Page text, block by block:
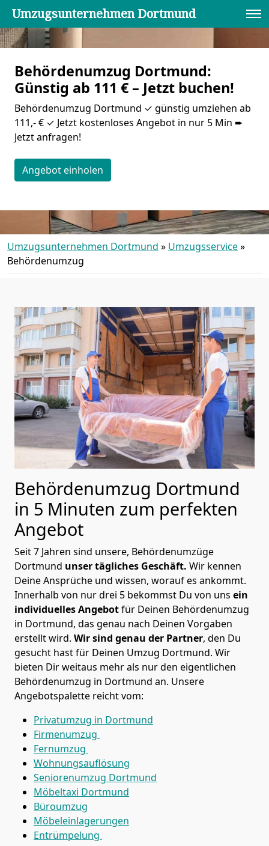
Umzugsunternehmen Dortmund
Behördenumzug Dortmund:
Günstig ab 111 € – Jetzt buchen!
Behördenumzug Dortmund ✓ günstig umziehen ab
111,- € ✓ Jetzt kostenloses Angebot in nur 5 Min ➨
Jetzt anfragen!
Angebot einholen
Umzugsunternehmen Dortmund » Umzugsservice»
Behördenumzug
Behördenumzug Dortmund
in 5 Minuten zum perfekten
Angebot
Seit 7 Jahren sind unsere, Behördenumzüge
Dortmund unser tägliches Geschäft. Wir kennen
Deine Ansprüche und wissen, worauf es ankommt.
Innerhalb von nur drei 5 bekommst Du von uns ein
individuelles Angebotfür Deinen Behördenumzug
in Dortmund, das genau nach Deinen Vorgaben
erstellt wird. Wir sind genau der Partner, den Du
gesucht hast für Deinen Umzug Dortmund. Wir
bieten Dir weitaus mehr als nur den eigentlichen
Behördenumzug in Dortmund an. Unsere
Angebotspalette reicht vom:
Privatumzug in Dortmund
Firmenumzug
Fernumzug
Wohnungsauflösung
Seniorenumzug Dortmund
Möbeltaxi Dortmund
Büroumzug
Möbeleinlagerungen
Entrümpelung